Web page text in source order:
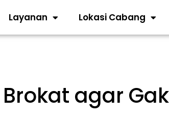
Layanan Lokasi Cabang
agar